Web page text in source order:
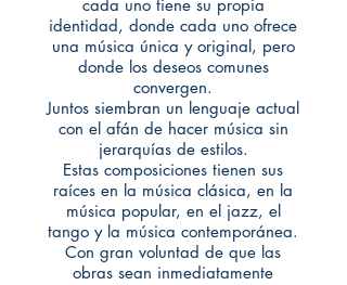
cada uno tiene su propia
identidad, donde cada uno ofrece
una música única y original, pero
donde los deseos comunes
convergen.
Juntos siembran un lenguaje actual
con el afán de hacer música sin
jerarquías de estilos.
Estas composiciones tienen sus
raíces en la música clásica, en la
música popular, en el jazz, el
tango y la música contemporánea.
Con gran voluntad de que las
obras sean inmediatamente